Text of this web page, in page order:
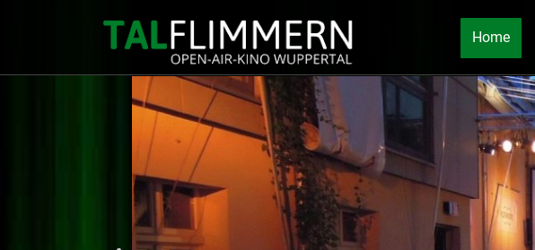
Home